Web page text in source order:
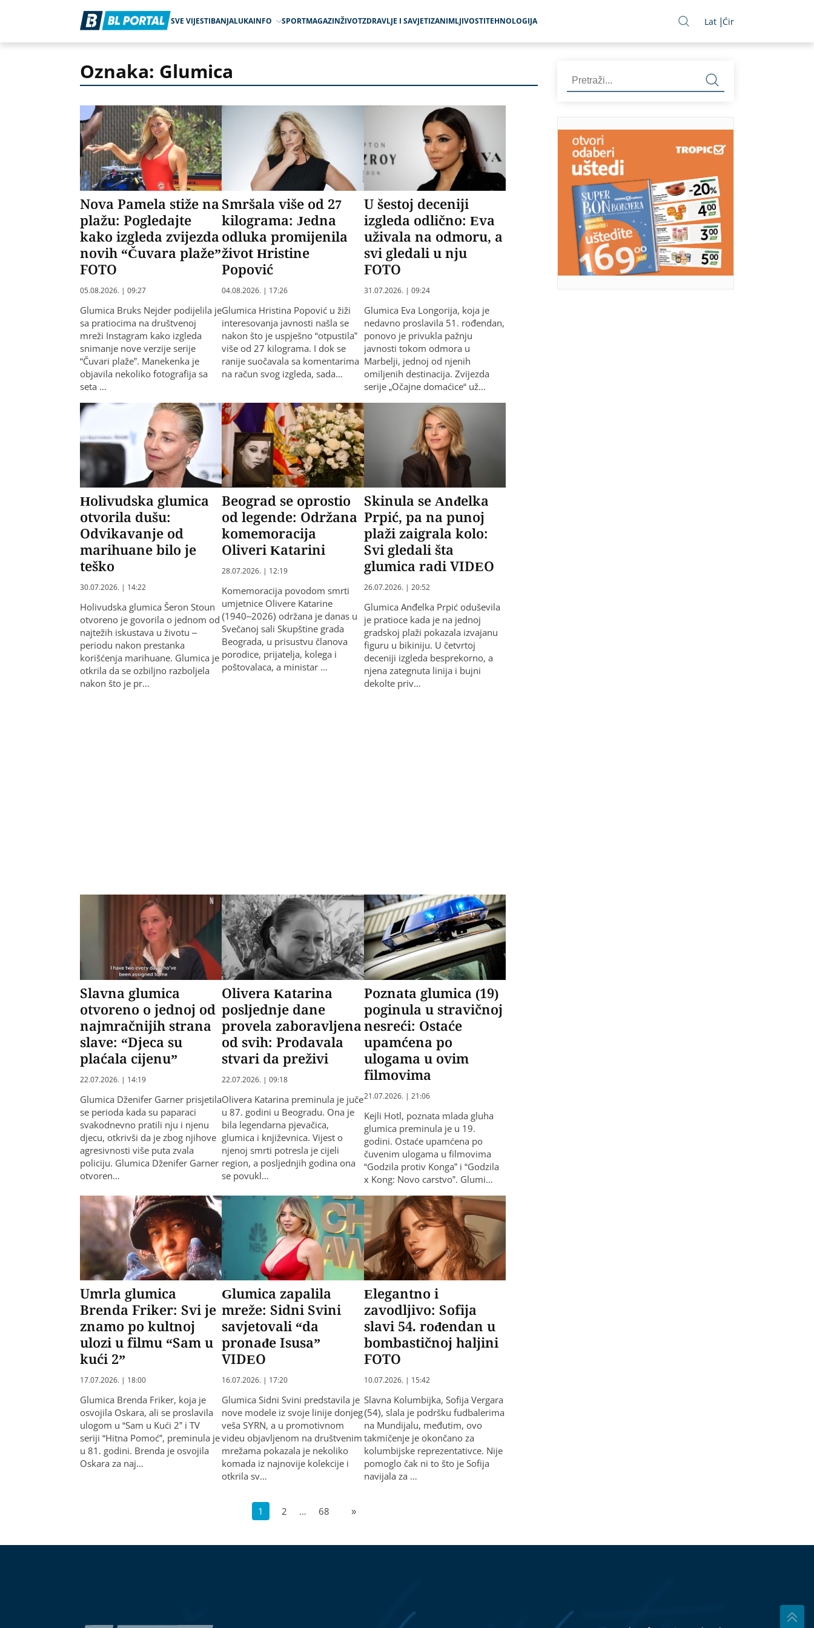
SVE VIJESTIBANJALUKAINFO SPORTMAGAZINŽIVOTZDRAVLJE I SAVJETIZANIMLJIVOSTITEHNOLOGIJA Lat Ćir
Oznaka: Glumica
Nova Pamela stiže na
plažu: Pogledajte
kako izgleda zvijezda
novih “Čuvara plaže”
FOTO
05.08.2026. | 09:27
Glumica Bruks Nejder podijelila je
sa pratiocima na društvenoj
mreži Instagram kako izgleda
snimanje nove verzije serije
“Čuvari plaže”. Manekenka je
objavila nekoliko fotografija sa
seta …
Smršala više od 27
kilograma: Jedna
odluka promijenila
život Hristine
Popović
04.08.2026. | 17:26
Glumica Hristina Popović u žiži
interesovanja javnosti našla se
nakon što je uspješno “otpustila”
više od 27 kilograma. I dok se
ranije suočavala sa komentarima
na račun svog izgleda, sada…
U šestoj deceniji
izgleda odlično: Eva
uživala na odmoru, a
svi gledali u nju
FOTO
31.07.2026. | 09:24
Glumica Eva Longorija, koja je
nedavno proslavila 51. rođendan,
ponovo je privukla pažnju
javnosti tokom odmora u
Marbelji, jednoj od njenih
omiljenih destinacija. Zvijezda
serije „Očajne domaćice“ už…
Holivudska glumica
otvorila dušu:
Odvikavanje od
marihuane bilo je
teško
30.07.2026. | 14:22
Holivudska glumica Šeron Stoun
otvoreno je govorila o jednom od
najtežih iskustava u životu –
periodu nakon prestanka
korišćenja marihuane. Glumica je
otkrila da se ozbiljno razboljela
nakon što je pr…
Beograd se oprostio
od legende: Održana
komemoracija
Oliveri Katarini
28.07.2026. | 12:19
Komemoracija povodom smrti
umjetnice Olivere Katarine
(1940–2026) održana je danas u
Svečanoj sali Skupštine grada
Beograda, u prisustvu članova
porodice, prijatelja, kolega i
poštovalaca, a ministar …
Skinula se Anđelka
Prpić, pa na punoj
plaži zaigrala kolo:
Svi gledali šta
glumica radi VIDEO
26.07.2026. | 20:52
Glumica Anđelka Prpić oduševila
je pratioce kada je na jednoj
gradskoj plaži pokazala izvajanu
figuru u bikiniju. U četvrtoj
deceniji izgleda besprekorno, a
njena zategnuta linija i bujni
dekolte priv…
Slavna glumica
otvoreno o jednoj od
najmračnijih strana
slave: “Djeca su
plaćala cijenu”
22.07.2026. | 14:19
Glumica Dženifer Garner prisjetila
se perioda kada su paparaci
svakodnevno pratili nju i njenu
djecu, otkrivši da je zbog njihove
agresivnosti više puta zvala
policiju. Glumica Dženifer Garner
otvoren…
Olivera Katarina
posljednje dane
provela zaboravljena
od svih: Prodavala
stvari da preživi
22.07.2026. | 09:18
Olivera Katarina preminula je juče
u 87. godini u Beogradu. Ona je
bila legendarna pjevačica,
glumica i književnica. Vijest o
njenoj smrti potresla je cijeli
region, a posljednjih godina ona
se povukl…
Poznata glumica (19)
poginula u stravičnoj
nesreći: Ostaće
upamćena po
ulogama u ovim
filmovima
21.07.2026. | 21:06
Kejli Hotl, poznata mlada gluha
glumica preminula je u 19.
godini. Ostaće upamćena po
čuvenim ulogama u filmovima
“Godzila protiv Konga” i “Godzila
x Kong: Novo carstvo”. Glumi…
Umrla glumica
Brenda Friker: Svi je
znamo po kultnoj
ulozi u filmu “Sam u
kući 2”
17.07.2026. | 18:00
Glumica Brenda Friker, koja je
osvojila Oskara, ali se proslavila
ulogom u “Sam u Kući 2” i TV
seriji “Hitna Pomoć”, preminula je
u 81. godini. Brenda je osvojila
Oskara za naj…
Glumica zapalila
mreže: Sidni Svini
savjetovali “da
pronađe Isusa”
VIDEO
16.07.2026. | 17:20
Glumica Sidni Svini predstavila je
nove modele iz svoje linije donjeg
veša SYRN, a u promotivnom
videu objavljenom na društvenim
mrežama pokazala je nekoliko
komada iz najnovije kolekcije i
otkrila sv…
Elegantno i
zavodljivo: Sofija
slavi 54. rođendan u
bombastičnoj haljini
FOTO
10.07.2026. | 15:42
Slavna Kolumbijka, Sofija Vergara
(54), slala je podršku fudbalerima
na Mundijalu, međutim, ovo
takmičenje je okončano za
kolumbijske reprezentativce. Nije
pomoglo čak ni to što je Sofija
navijala za …
1 2 … 68 »